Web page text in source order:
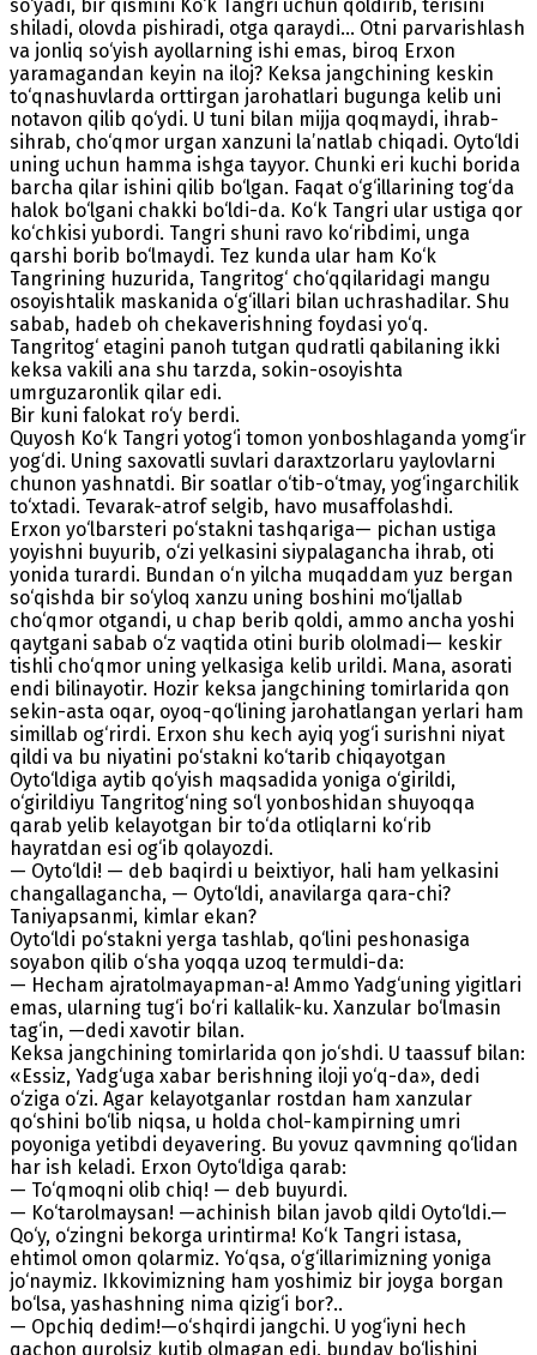
so‘yadi, bir qismini Ko‘k Tangri uchun qoldirib, terisini
shiladi, olovda pishiradi, otga qaraydi... Otni parvarishlash
va jonliq so‘yish ayollarning ishi emas, biroq Erxon
yaramagandan keyin na iloj? Keksa jangchining keskin
to‘qnashuvlarda orttirgan jarohatlari bugunga kelib uni
notavon qilib qo‘ydi. U tuni bilan mijja qoqmaydi, ihrab-
sihrab, cho‘qmor urgan xanzuni la’natlab chiqadi. Oyto‘ldi
uning uchun hamma ishga tayyor. Chunki eri kuchi borida
barcha qilar ishini qilib bo‘lgan. Faqat o‘g‘illarining tog‘da
halok bo‘lgani chakki bo‘ldi-da. Ko‘k Tangri ular ustiga qor
ko‘chkisi yubordi. Tangri shuni ravo ko‘ribdimi, unga
qarshi borib bo‘lmaydi. Tez kunda ular ham Ko‘k
Tangrining huzurida, Tangritog‘ cho‘qqilaridagi mangu
osoyishtalik maskanida o‘g‘illari bilan uchrashadilar. Shu
sabab, hadeb oh chekaverishning foydasi yo‘q.
Tangritog‘ etagini panoh tutgan qudratli qabilaning ikki
keksa vakili ana shu tarzda, sokin-osoyishta
umrguzaronlik qilar edi.
Bir kuni falokat ro‘y berdi.
Quyosh Ko‘k Tangri yotog‘i tomon yonboshlaganda yomg‘ir
yog‘di. Uning saxovatli suvlari daraxtzorlaru yaylovlarni
chunon yashnatdi. Bir soatlar o‘tib-o‘tmay, yog‘ingarchilik
to‘xtadi. Tevarak-atrof selgib, havo musaffolashdi.
Erxon yo‘lbarsteri po‘stakni tashqariga— pichan ustiga
yoyishni buyurib, o‘zi yelkasini siypalagancha ihrab, oti
yonida turardi. Bundan o‘n yilcha muqaddam yuz bergan
so‘qishda bir so‘yloq xanzu uning boshini mo‘ljallab
cho‘qmor otgandi, u chap berib qoldi, ammo ancha yoshi
qaytgani sabab o‘z vaqtida otini burib ololmadi— keskir
tishli cho‘qmor uning yelkasiga kelib urildi. Mana, asorati
endi bilinayotir. Hozir keksa jangchining tomirlarida qon
sekin-asta oqar, oyoq-qo‘lining jarohatlangan yerlari ham
simillab og‘rirdi. Erxon shu kech ayiq yog‘i surishni niyat
qildi va bu niyatini po‘stakni ko‘tarib chiqayotgan
Oyto‘ldiga aytib qo‘yish maqsadida yoniga o‘girildi,
o‘girildiyu Tangritog‘ning so‘l yonboshidan shuyoqqa
qarab yelib kelayotgan bir to‘da otliqlarni ko‘rib
hayratdan esi og‘ib qolayozdi.
— Oyto‘ldi! — deb baqirdi u beixtiyor, hali ham yelkasini
changallagancha, — Oyto‘ldi, anavilarga qara-chi?
Taniyapsanmi, kimlar ekan?
Oyto‘ldi po‘stakni yerga tashlab, qo‘lini peshonasiga
soyabon qilib o‘sha yoqqa uzoq termuldi-da:
— Hecham ajratolmayapman-a! Ammo Yadg‘uning yigitlari
emas, ularning tug‘i bo‘ri kallalik-ku. Xanzular bo‘lmasin
tag‘in, —dedi xavotir bilan.
Keksa jangchining tomirlarida qon jo‘shdi. U taassuf bilan:
«Essiz, Yadg‘uga xabar berishning iloji yo‘q-da», dedi
o‘ziga o‘zi. Agar kelayotganlar rostdan ham xanzular
qo‘shini bo‘lib niqsa, u holda chol-kampirning umri
poyoniga yetibdi deyavering. Bu yovuz qavmning qo‘lidan
har ish keladi. Erxon Oyto‘ldiga qarab:
— To‘qmoqni olib chiq! — deb buyurdi.
— Ko‘tarolmaysan! —achinish bilan javob qildi Oyto‘ldi.—
Qo‘y, o‘zingni bekorga urintirma! Ko‘k Tangri istasa,
ehtimol omon qolarmiz. Yo‘qsa, o‘g‘illarimizning yoniga
jo‘naymiz. Ikkovimizning ham yoshimiz bir joyga borgan
bo‘lsa, yashashning nima qizig‘i bor?..
— Opchiq dedim!—o‘shqirdi jangchi. U yog‘iyni hech
qachon qurolsiz kutib olmagan edi, bunday bo‘lishini